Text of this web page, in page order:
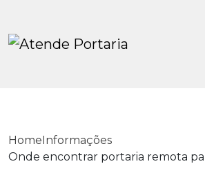
HomeInformações
Onde encontrar portaria remota